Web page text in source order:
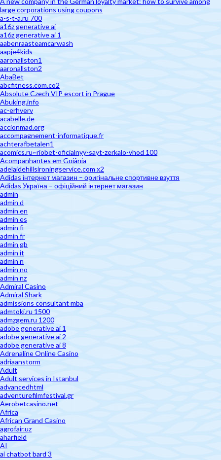
large corporations using coupons
a-s-t-a.ru 700
a16z generative ai
a16z generative ai 1
aabenraasteamcarwash
aapje4kids
aaronallston1
aaronallston2
AbaBet
abcfitness.com.co2
Absolute Czech VIP escort in Prague
Abuking.info
ac-erhverv
acabelle.de
accionmad.org
accompagnement-informatique.fr
achterafbetalen1
acomics.ru~riobet-oficialnyy-sayt-zerkalo-vhod 100
Acompanhantes em Goiânia
adelaidehillsironingservice.com x2
Adidas інтернет магазин – оригінальне спортивне взуття
Adidas Україна – офіційний інтернет магазин
admin
admin d
admin en
admin es
admin fi
admin fr
admin gb
admin it
admin n
admin no
admin nz
Admiral Casino
Admiral Shark
admissions consultant mba
admtoki.ru 1500
admzgem.ru 1200
adobe generative ai 1
adobe generative ai 2
adobe generative ai 8
Adrenaline Online Casino
adriaanstorm
Adult
Adult services in Istanbul
advancedhtml
adventurefilmfestival.gr
Aerobetcasino.net
Africa
African Grand Casino
agrofair.uz
aharfield
AI
ai chatbot bard 3